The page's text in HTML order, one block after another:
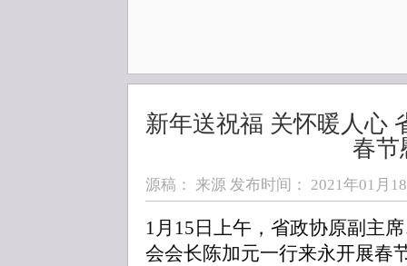
新年送祝福 关怀暖人心
春节
源稿： 来源 发布时间： 2021年01月
1月15日上午，省政协原副主
会会长陈加元一行来永开展春